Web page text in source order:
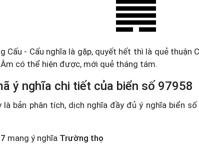
Cấu - Cấu nghĩa là gặp, quyết hết thì là quẻ thuận
có thể hiện được, mới quẻ tháng tám.
ý nghĩa chi tiết của biển số 97958
là bản phân tích, dịch nghĩa đầy đủ ý nghĩa biển
mang ý nghĩa Trường thọ